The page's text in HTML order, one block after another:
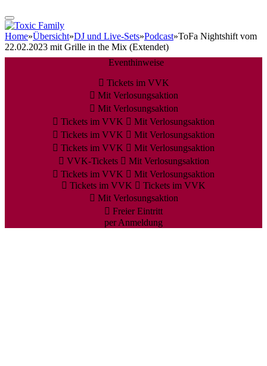
Home»Übersicht»DJ und Live-Sets»Podcast»ToFa Nightshift vom
22.02.2023 mit Grille in the Mix (Extendet)
Eventhinweise
Tickets im VVK
Mit Verlosungsaktion
Mit Verlosungsaktion
Tickets im VVK
Mit Verlosungsaktion
Tickets im VVK
Mit Verlosungsaktion
Tickets im VVK
Mit Verlosungsaktion
VVK-Tickets
Mit Verlosungsaktion
Tickets im VVK
Mit Verlosungsaktion
Tickets im VVK
Tickets im VVK
Mit Verlosungsaktion
Freier Eintritt
per Anmeldung